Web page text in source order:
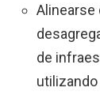
Alinearse
de